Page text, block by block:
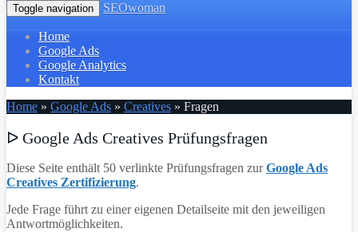
Toggle navigation SEOwoman
Home
Google Ads
Google Analytics
Kontakt
Home » Google Ads » Creatives » Fragen
ᐅ Google Ads Creatives Prüfungsfragen
Diese Seite enthält 50 verlinkte Prüfungsfragen zurGoogle Ads
Creatives Zertifizierung.
Jede Frage führt zu einer eigenen Detailseite mit den jeweiligen
Antwortmöglichkeiten.